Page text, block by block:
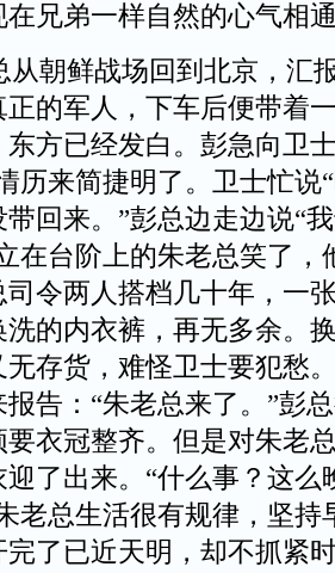
兄弟一样自然的心气相
朝鲜战场回到北京，汇
的军人，下车后便带着
方已经发白。彭急向卫
历来简捷明了。卫士忙说
回来。”彭总边走边说“
在台阶上的朱老总笑了，
司令两人搭档几十年，一
的内衣裤，再无多余。
存货，难怪卫士要犯愁
告：“朱老总来了。”彭
衣冠整齐。但是对朱老
了出来。“什么事？这么
老总生活很有规律，坚持
了已近天明，却不抓紧